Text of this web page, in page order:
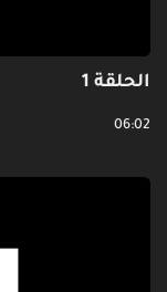
الحلقة 1
06:02